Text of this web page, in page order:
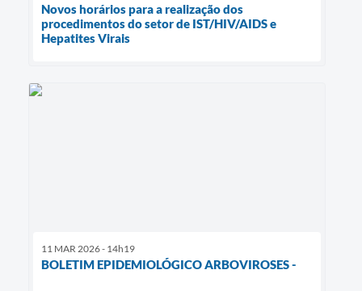
Novos horários para a realização dos
procedimentos do setor de IST/HIV/AIDS e
Hepatites Virais
11 MAR 2026 - 14h19
BOLETIM EPIDEMIOLÓGICO ARBOVIROSES -